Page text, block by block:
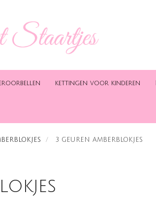
kettingen voor kinderen
3 GEUREN AMBERBLOKJES